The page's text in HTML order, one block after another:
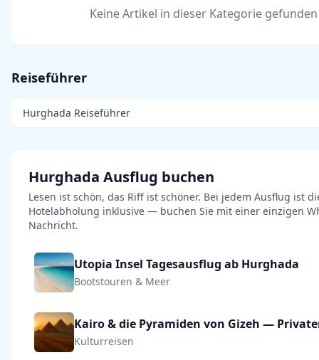
Keine Artikel in dieser Kategorie gefunden
Reiseführer
Hurghada Reiseführer
Hurghada Ausflug buchen
Lesen ist schön, das Riff ist schöner. Bei jedem Ausflug ist
Hotelabholung inklusive — buchen Sie mit einer einzigen
Nachricht.
Utopia Insel Tagesausflug ab Hurghada
Bootstouren & Meer
Kulturreisen